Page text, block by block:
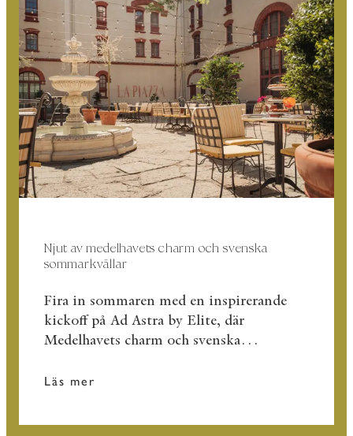
Njut av medelhavets charm och svenska
sommarkvällar
Fira in sommaren med en inspirerande
kickoff på Ad Astra by Elite, där
Medelhavets charm och svenska
unik inramning för er kickoff med soliga
Läs mer